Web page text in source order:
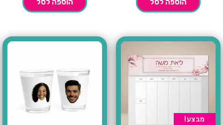
הוספה לסל הוספה לסל
מבצע!